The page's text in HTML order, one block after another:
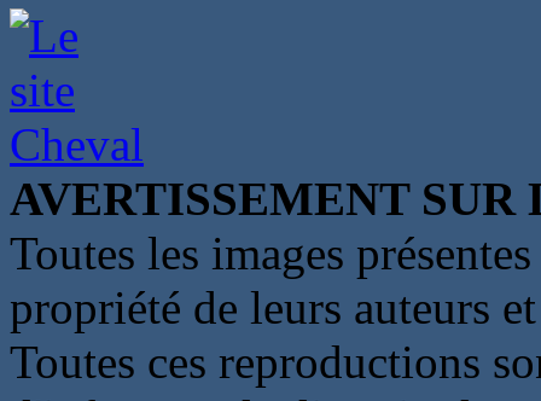
AVERTISSEMENT
Toutes les images
propriété de leurs auteurs
Toutes ces reproductions